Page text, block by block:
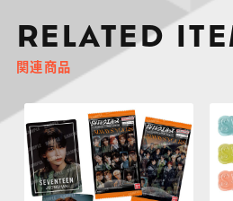
RELATED
関連商品